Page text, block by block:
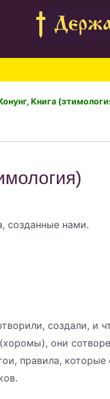
Книга
созданные нами.
создали, и
они
правила, которые